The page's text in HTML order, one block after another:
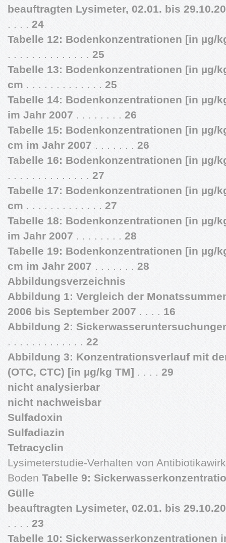
beauftragten Lysimeter, 02.01. bis
. . . . 24
Tabelle 12: Bodenkonzentrationen [in µg/
. . . . . . . . . . . . . . 25
Tabelle 13: Bodenkonzentrationen [in µg/
cm . . . . . . . . . . . . . 25
Tabelle 14: Bodenkonzentrationen [in µg/
im Jahr 2007 . . . . . . . . 26
Tabelle 15: Bodenkonzentrationen [in µg/
cm im Jahr 2007 . . . . . . . 26
Tabelle 16: Bodenkonzentrationen [in µg/
. . . . . . . . . . . . . . 27
Tabelle 17: Bodenkonzentrationen [in µg/
cm . . . . . . . . . . . . . 27
Tabelle 18: Bodenkonzentrationen [in µg/
im Jahr 2007 . . . . . . . . 28
Tabelle 19: Bodenkonzentrationen [in µg/
cm im Jahr 2007 . . . . . . . 28
Abbildungsverzeichnis
Abbildung 1: Vergleich der
2006 bis September 2007 . . . . 16
Abbildung 2:
. . . . . . . . . . . . . 22
Abbildung 3: Konzentrationsverlauf mit
(OTC, CTC) [in µg/kg TM] . . . . 29
nicht analysierbar
nicht nachweisbar
Sulfadoxin
Sulfadiazin
Tetracyclin
Lysimeterstudie-Verhalten von
Boden Tabelle 9:
Gülle
beauftragten Lysimeter, 02.01. bis
. . . . 23
Tabelle 10: Sickerwasserkonzentrationen